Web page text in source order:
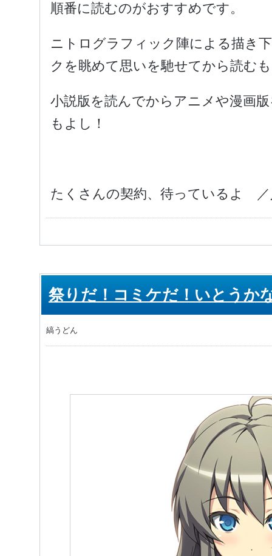
順番に読むのがおすすめです。
ニトログラフィック陣による描き
クを眺めて思いを馳せてから読む
小説版を読んでからアニメや漫画
もよし！
たくさんの契約、待っているよ ／
祭りだ！コミケだ！いとうか
縞うどん